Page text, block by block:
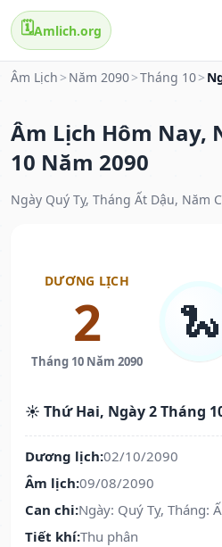
🗓️Amlich.org
Âm Lịch > Năm 2090>Tháng 10>
Âm Lịch Hôm Nay,
10 Năm 2090
Ngày Quý Tỵ, Tháng Ất Dậu, Năm
DƯƠNG LỊCH
2
Tháng 10 Năm 2090
🐍
☀️ Thứ Hai, Ngày 2 Tháng
Dương lịch:02/10/2090
Âm lịch:09/08/2090
Can chi:Ngày: Quý Tỵ, Tháng:
Tiết khí:Thu phân